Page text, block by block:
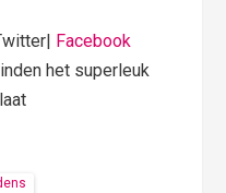
Facebook
het superleuk